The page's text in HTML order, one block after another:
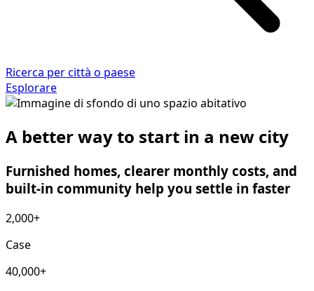
Ricerca per città o paese
Esplorare
A better way to start in a new city
Furnished homes, clearer monthly costs, and
built-in community help you settle in faster
2,000+
Case
40,000+